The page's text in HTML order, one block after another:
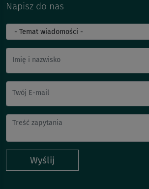
Napisz do nas
Imię i nazwisko
Twój E-mail
Wyślij